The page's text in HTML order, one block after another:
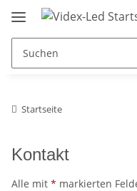
Startseite
Kontakt
Alle mit * markierten